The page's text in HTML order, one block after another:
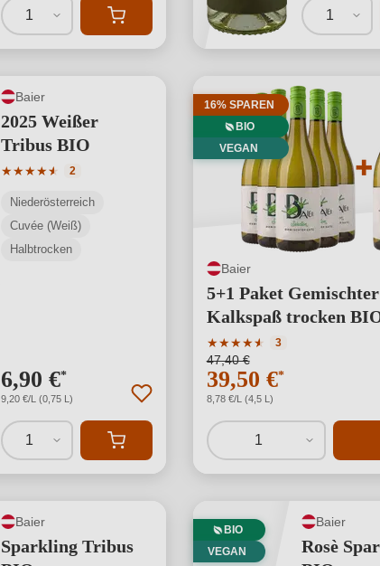
1 1
Baier
2025 Weißer
Tribus BIO
★★★★★
★
Durchschnittliche Bewertung von 4.5 von 5 Sternen
2
Niederösterreich
Cuvée (Weiß)
Halbtrocken
6,90 €*
9,20 €/L (0,75 L)
1
16% SPAREN
BIO
VEGAN
Baier
5+1 Paket
Kalkspaß trocken
★★★★★
★
Durchschnittliche
3
47,40 €
39,50 €*
8,78 €/L (4,5 L)
1
Baier
Sparkling Tribus
BIO
VEGAN
Baier
Rosè